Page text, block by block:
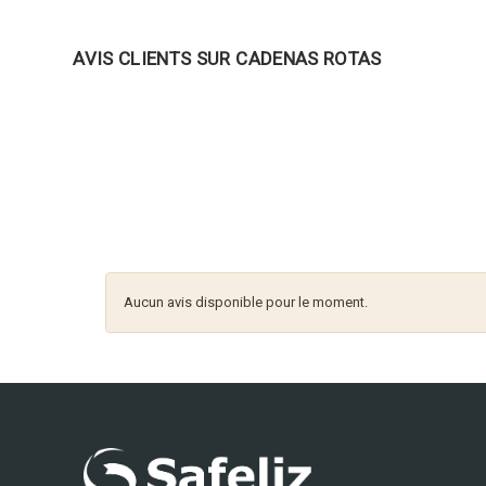
AVIS CLIENTS SUR CADENAS ROTAS
Aucun avis disponible pour le moment.